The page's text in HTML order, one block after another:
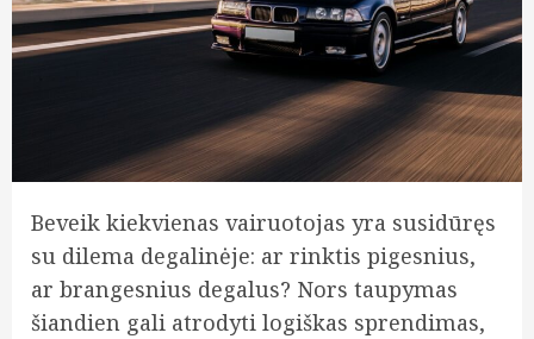
Beveik kiekvienas vairuotojas yra susidūręs
su dilema degalinėje: ar rinktis pigesnius,
ar brangesnius degalus? Nors taupymas
šiandien gali atrodyti logiškas sprendimas,